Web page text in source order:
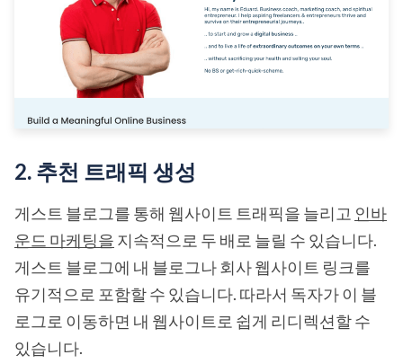
2. 추천 트래픽 생성
게스트 블로그를 통해 웹사이트 트래픽을 늘리고 인바
운드 마케팅을 지속적으로 두 배로 늘릴 수 있습니다.
게스트 블로그에 내 블로그나 회사 웹사이트 링크를
유기적으로 포함할 수 있습니다. 따라서 독자가 이 블
로그로 이동하면 내 웹사이트로 쉽게 리디렉션할 수
있습니다.